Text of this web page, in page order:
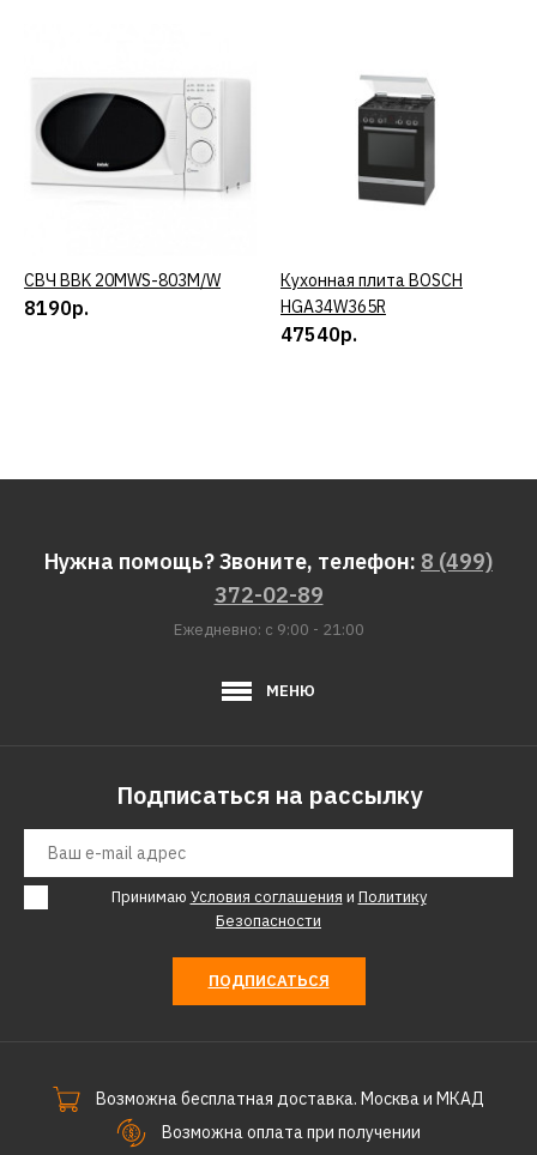
КУПИТЬ
СВЧ BBK 20MWS-803M/W
8190р.
КУПИТЬ
Кухонная плита BOSCH
HGA34W365R
47540р.
Нужна помощь? Звоните, телефон: 8 (499)
372-02-89
Ежедневно: с 9:00 - 21:00
МЕНЮ
Подписаться на рассылку
Принимаю Условия соглашения и Политику
Безопасности
ПОДПИСАТЬСЯ
Возможна бесплатная доставка. Москва и МКАД
Возможна оплата при получении